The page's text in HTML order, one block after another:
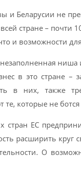
и Беларусии не
стране –
и возможности
в это стране
в них, также
которые не
стран ЕС
расширить
О